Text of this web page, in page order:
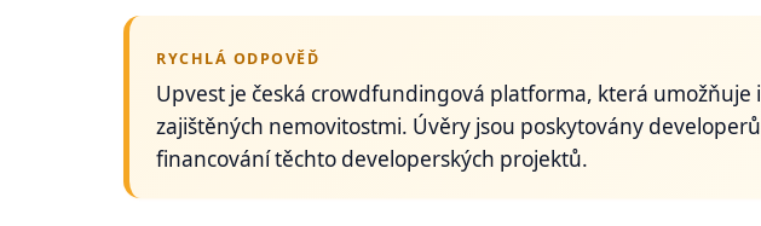
RYCHLÁ ODPOVĚĎ
Upvest je česká crowdfundingová platforma, která umožňuje
zajištěných nemovitostmi. Úvěry jsou poskytovány
financování těchto developerských projektů.